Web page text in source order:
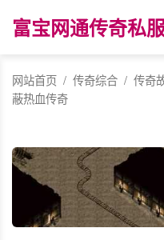
富宝网通传奇私
网站首页 / 传奇综合 / 传奇
蔽热血传奇